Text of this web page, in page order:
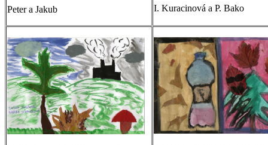
Peter a Jakub I. Kuracinová a P. Bako